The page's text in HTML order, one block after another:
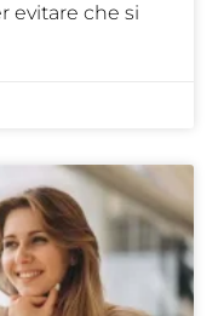
evitare che si